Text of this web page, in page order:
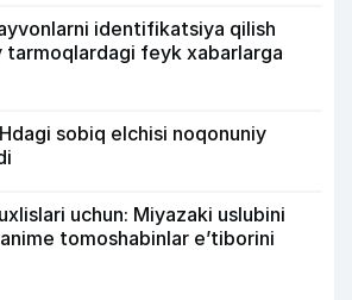
identifikatsiya qilish
feyk xabarlarga
sobiq elchisi noqonuniy
uchun: Miyazaki uslubini
tomoshabinlar e’tiborini